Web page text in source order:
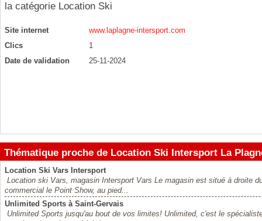
la catégorie Location Ski
Site internet
www.laplagne-intersport.com
Clics
1
Date de validation
25-11-2024
Thématique proche de Location Ski Intersport La
Location Ski Vars Intersport
Location ski Vars, magasin Intersport Vars Le magasin est situé à droite
commercial le Point Show, au pied...
Unlimited Sports à Saint-Gervais
Unlimited Sports jusqu'au bout de vos limites! Unlimited, c'est le